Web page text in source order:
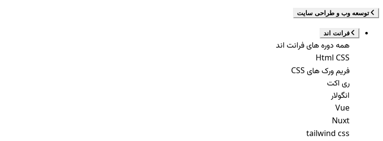
توسعه وب و طراحی سایت
فرانت اند
همه دوره های فرانت اند
Html CSS
فریم ورک های CSS
ری اکت
انگولار
Vue
Nuxt
tailwind css